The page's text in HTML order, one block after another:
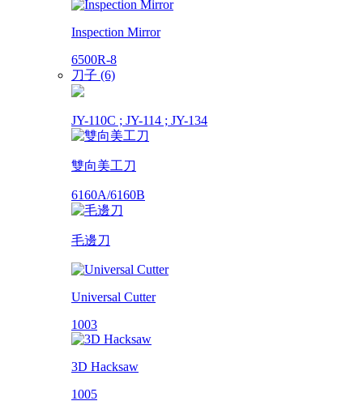
Inspection Mirror
6500R-8
刀子 (6)
JY-110C ; JY-114 ; JY-134
雙向美工刀
6160A/6160B
毛邊刀
Universal Cutter
1003
3D Hacksaw
1005